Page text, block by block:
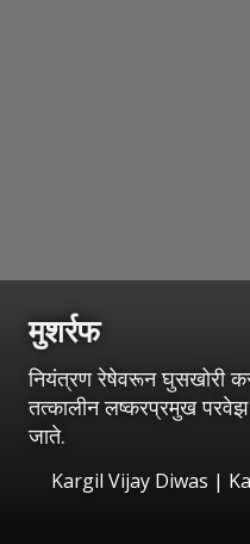
मुशर्रफ
नियंत्रण रेषेवरून घुसखोरी
तत्कालीन लष्करप्रमुख
जाते.
Kargil Vijay Diwas |